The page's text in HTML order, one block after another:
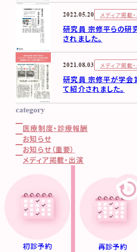
策方針
サイトマップ
記録道NET
category
医療制度・診療報酬
お知らせ
お知らせ（重要）
メディア掲載・出演
2022.05.20 メディア掲載
研究員 宗修平らの研
されました。
2021.08.03 メディア掲載
研究員 宗修平が学会
て紹介されました。
初診予約 再診予約